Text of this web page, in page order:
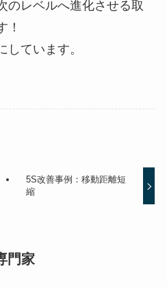
のレベルへ進化させる取
！
しています。
5S改善事例：移動距離短
縮
門家